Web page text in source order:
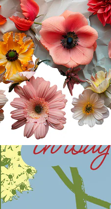
引導你創作出最佳作品的創意平台
100萬訂閱者，涵蓋創意人士、企
和工作室。
繁體中文 (香港)
Copyright © 2010-2026 Freepik